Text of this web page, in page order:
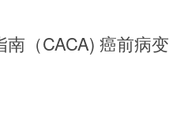
（CACA) 癌前病变